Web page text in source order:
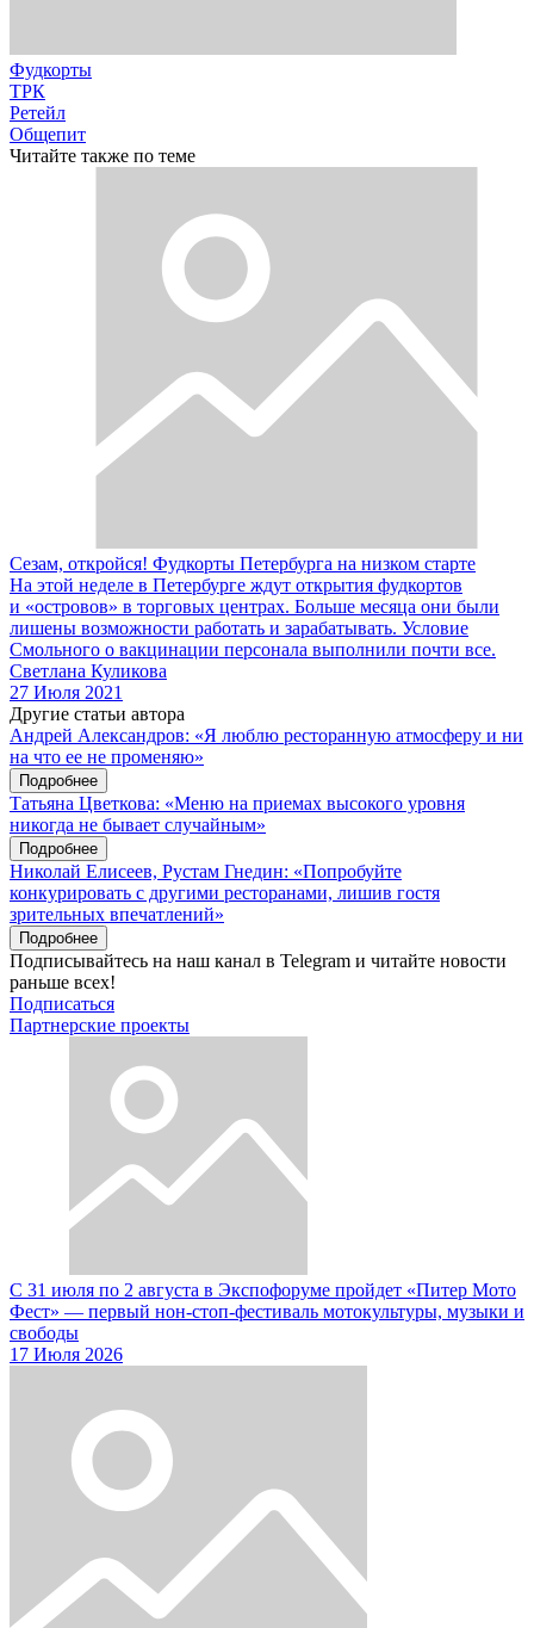
Фудкорты
ТРК
Ретейл
Общепит
Читайте также по теме
Сезам, откройся! Фудкорты Петербурга на низком старте
На этой неделе в Петербурге ждут открытия фудкортов
и «островов» в торговых центрах. Больше месяца они были
лишены возможности работать и зарабатывать. Условие
Смольного о вакцинации персонала выполнили почти все.
Светлана Куликова
27 Июля 2021
Другие статьи автора
Андрей Александров: «Я люблю ресторанную атмосферу и ни
на что ее не променяю»
Подробнее
Татьяна Цветкова: «Меню на приемах высокого уровня
никогда не бывает случайным»
Подробнее
Николай Елисеев, Рустам Гнедин: «Попробуйте
конкурировать с другими ресторанами, лишив гостя
зрительных впечатлений»
Подробнее
Подписывайтесь на наш канал в Telegram и читайте новости
раньше всех!
Подписаться
Партнерские проекты
С 31 июля по 2 августа в Экспофоруме пройдет «Питер Мото
Фест» — первый нон-стоп-фестиваль мотокультуры, музыки и
свободы
17 Июля 2026